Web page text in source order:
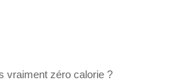
vraiment zéro calorie ?